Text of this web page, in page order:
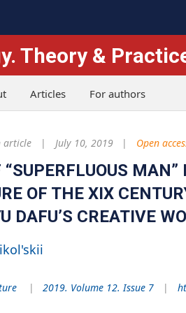
Theory &
Articles For authors
article July 10, 2019 Open
“SUPERFLUOUS
OF THE XIX
DAFU’S CREATIVE
2019. Volume 12. Issue 7